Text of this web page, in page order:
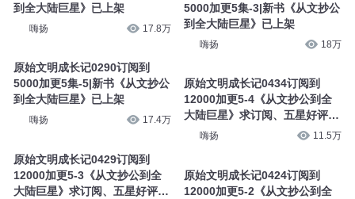
到全大陆巨星》已上架
嗨扬 17.8万
原始文明成长记0290订阅到
5000加更5集-5|新书《从文抄公
到全大陆巨星》已上架
嗨扬 17.4万
原始文明成长记0429订阅到
12000加更5-3《从文抄公到全
大陆巨星》求订阅、五星好评，
5000加更5集-3|新书《从文抄公
到全大陆巨星》已上架
嗨扬 18万
原始文明成长记0434订阅到
12000加更5-4《从文抄公到全
大陆巨星》求订阅、五星好评，
有加更
嗨扬 11.5万
原始文明成长记0424订阅到
12000加更5-2《从文抄公到全